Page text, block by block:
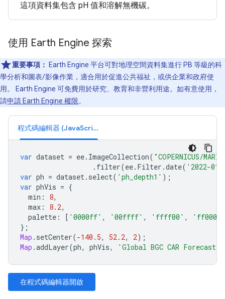
這項資料集包含 pH 值和溶解無機碳。
使用 Earth Engine 探索
重要事項：
Earth Engine 平台可對地理空間資料集進行 PB 等級的科
學分析和圖表/影像作業，適合用於促進公共福祉，或供企業和政府使
用。 Earth Engine 可免費用於研究、教育和非營利用途。如有意使用，
請申請 Earth Engine 權限。
程式碼編輯器 (JavaScript)
var dataset = ee. ImageCollection( "COPERNICUS/
. filter(ee. Filter .date( '2022-
var ph = dataset. select( 'ph_depth1' );
var phVis = {
min : 8,
max : 8.2,
palette : [ '0000ff' , '00ffff' , 'ffff00' ,
'ff0000'
};
Map . setCenter(-140.5, 52.2, 2);
Map .addLayer(ph, phVis, 'Global BGC CAR Forecast'
在程式碼編輯器開啟